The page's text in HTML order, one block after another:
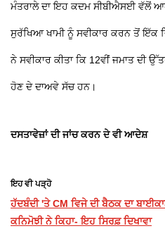
ਮੰਤਰਾਲੇ ਦਾ ਇਹ ਕਦਮ ਸੀਬੀਐਸਈ ਵੱਲੋਂ
ਸੁਰੱਖਿਆ ਖਾਮੀ ਨੂੰ ਸਵੀਕਾਰ ਕਰਨ ਤੋਂ
ਨੇ ਸਵੀਕਾਰ ਕੀਤਾ ਕਿ 12ਵੀਂ ਜਮਾਤ ਦੀ
ਹੋਣ ਦੇ ਦਾਅਵੇ ਸੱਚ ਹਨ।
ਦਸਤਾਵੇਜ਼ਾਂ ਦੀ ਜਾਂਚ ਕਰਨ ਦੇ ਵੀ ਆਦੇਸ਼
ਇਹ ਵੀ ਪੜ੍ਹੋ
ਹੱਦਬੰਦੀ 'ਤੇ CM ਵਿਜੇ ਦੀ ਬੈਠਕ ਦਾ
ਕਨਿਮੋਝੀ ਨੇ ਕਿਹਾ- ਇਹ ਸਿਰਫ਼ ਦਿਖਾਵਾ